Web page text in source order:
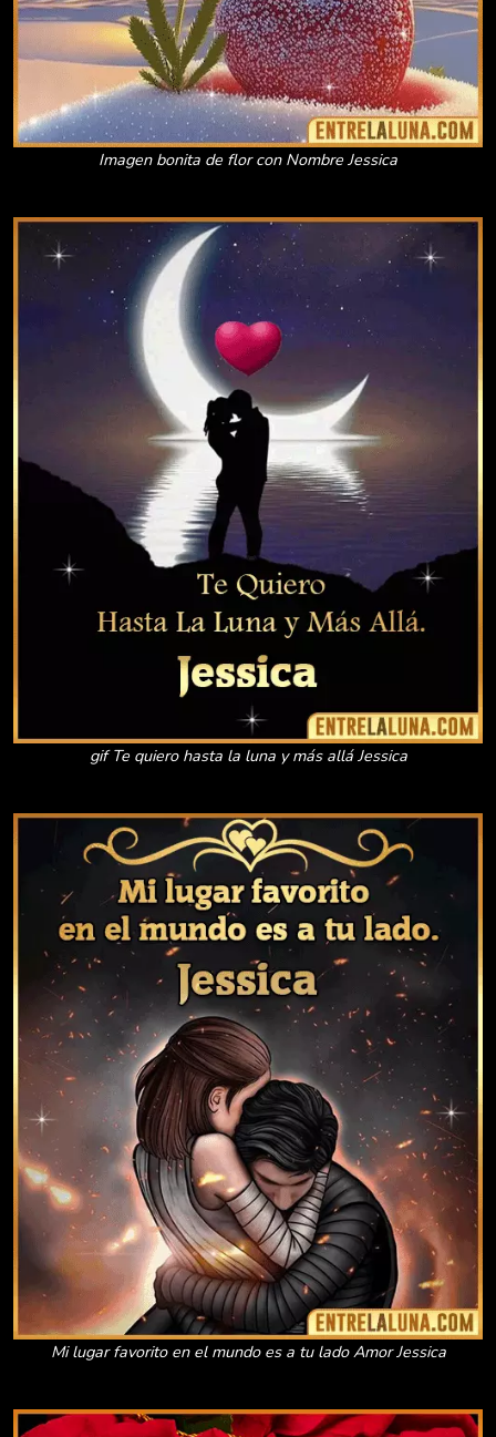
Imagen bonita de flor con Nombre Jessica
gif Te quiero hasta la luna y más allá Jessica
Mi lugar favorito en el mundo es a tu lado Amor Jessica